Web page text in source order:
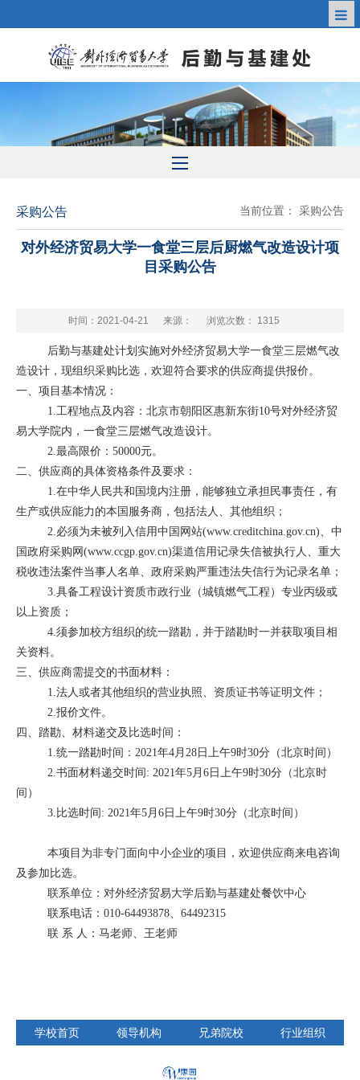
采购公告 当前位置： 采购公告
对外经济贸易大学一食堂三层后厨燃气改造设计项
目采购公告
时间：2021-04-21 来源： 浏览次数： 1315
后勤与基建处计划实施对外经济贸易大学一食堂三层燃气改
造设计，现组织采购比选，欢迎符合要求的供应商提供报价。
一、项目基本情况：
1.工程地点及内容：北京市朝阳区惠新东街10号对外经济贸
易大学院内，一食堂三层燃气改造设计。
2.最高限价：50000元。
二、供应商的具体资格条件及要求：
1.在中华人民共和国境内注册，能够独立承担民事责任，有
生产或供应能力的本国服务商，包括法人、其他组织；
2.必须为未被列入信用中国网站(www.creditchina.gov.cn)、中
国政府采购网(www.ccgp.gov.cn)渠道信用记录失信被执行人、重大
税收违法案件当事人名单、政府采购严重违法失信行为记录名单；
3.具备工程设计资质市政行业（城镇燃气工程）专业丙级或
以上资质；
4.须参加校方组织的统一踏勘，并于踏勘时一并获取项目相
关资料。
三、供应商需提交的书面材料：
1.法人或者其他组织的营业执照、资质证书等证明文件；
2.报价文件。
四、踏勘、材料递交及比选时间：
1.统一踏勘时间：2021年4月28日上午9时30分（北京时间）
2.书面材料递交时间: 2021年5月6日上午9时30分（北京时
间）
3.比选时间: 2021年5月6日上午9时30分（北京时间）
本项目为非专门面向中小企业的项目，欢迎供应商来电咨询
及参加比选。
联系单位：对外经济贸易大学后勤与基建处餐饮中心
联系电话：010-64493878、64492315
联 系 人：马老师、王老师
学校首页 领导机构 兄弟院校 行业组织